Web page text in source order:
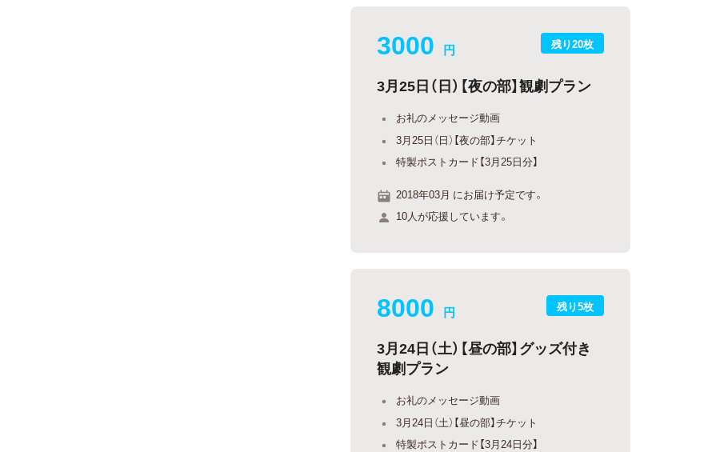
残り20枚
3000 円
3月25日（日）【夜の部】観劇プラン
お礼のメッセージ動画
3月25日（日）【夜の部】チケット
特製ポストカード【3月25日分】
2018年03月 にお届け予定です。
10人が応援しています。
残り5枚
8000 円
3月24日（土）【昼の部】グッズ付き
観劇プラン
お礼のメッセージ動画
3月24日（土）【昼の部】チケット
特製ポストカード【3月24日分】